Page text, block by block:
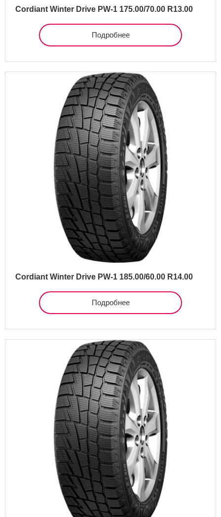
Cordiant Winter Drive PW-1 175.00/70.00 R13.00
Подробнее
Cordiant Winter Drive PW-1 185.00/60.00 R14.00
Подробнее